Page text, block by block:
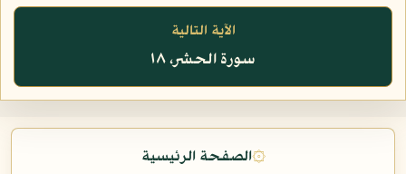
الآية التالية
سورة الحشر، ١٨
۞الصفحة الرئيسية